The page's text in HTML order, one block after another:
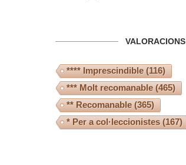
VALORACIONS
**** Imprescindible(116)
*** Molt recomanable(465)
** Recomanable(365)
* Per a col·leccionistes (167)